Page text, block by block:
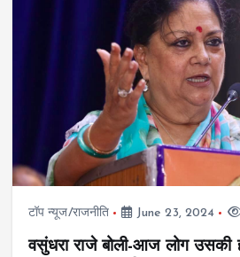
टॉप न्यूज/राजनीति June 23, 2024
वसुंधरा राजे बोली-आज लोग उसकी